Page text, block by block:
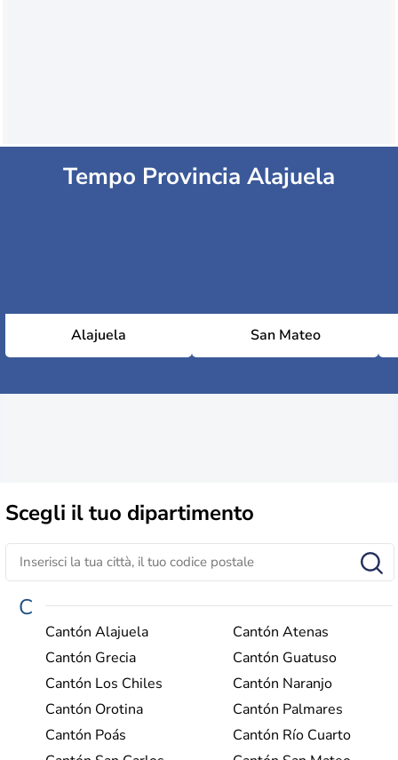
Tempo Provincia Alajuela
Alajuela San Mateo
Scegli iltuo dipartimento
C
Cantón Alajuela
Cantón Atenas
Cantón Grecia
Cantón Guatuso
Cantón Los Chiles
Cantón Naranjo
Cantón Orotina
Cantón Palmares
Cantón Poás
Cantón Río Cuarto